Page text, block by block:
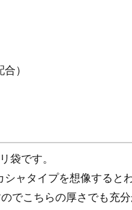
）
袋です。
ャタイプを想像すると
でこちらの厚さでも充分